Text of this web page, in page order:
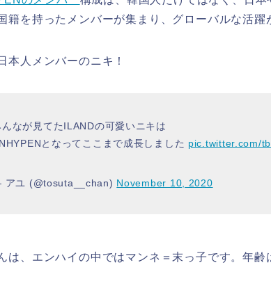
籍を持ったメンバーが集まり、グローバルな活躍
本人メンバーのニキ！
んなが見てたILANDの可愛いニキは
となってここまで成長しました pic.twitter.com/
ユ (@tosuta__chan) November 10, 2020
は、 エンハイの中ではマンネ＝末っ子です。年齢